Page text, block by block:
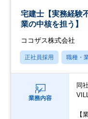
宅建士【実務経験
業の中核を担う】
ココザス株式会社
正社員採用 職種・
業務内容
同
【